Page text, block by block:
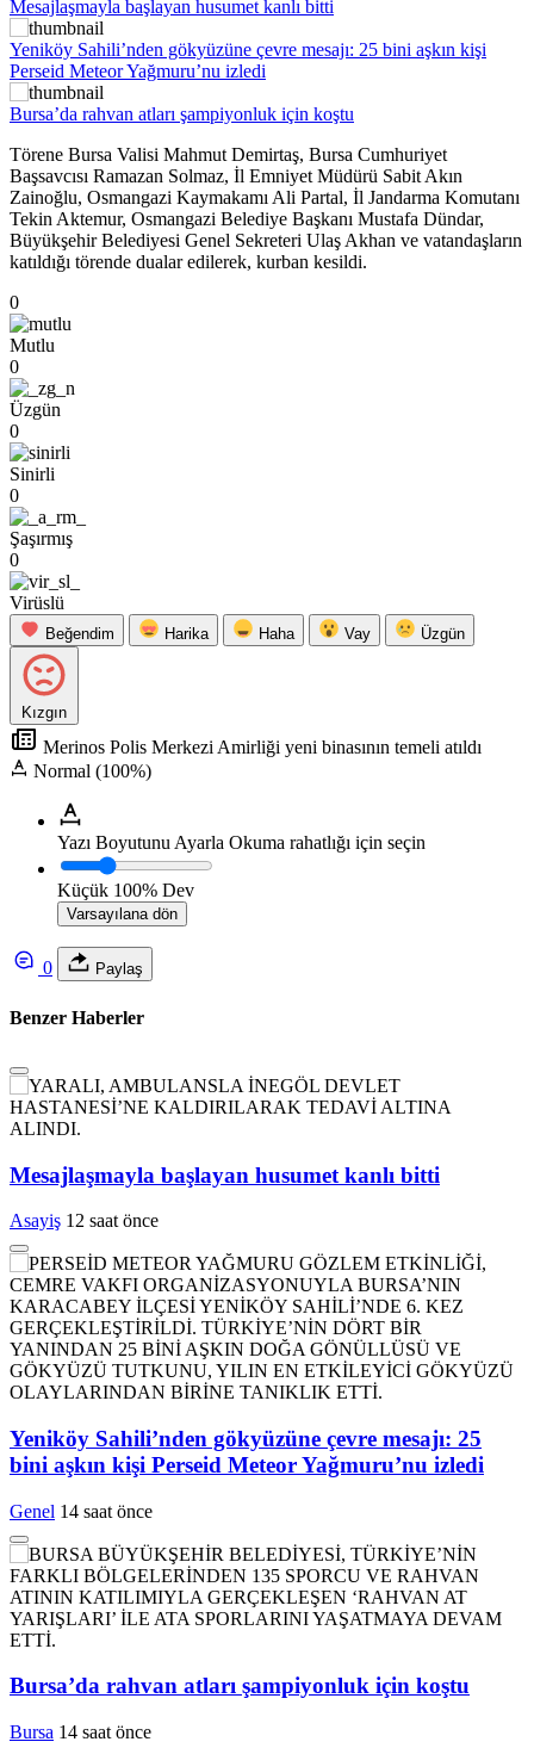
Mesajlaşmayla başlayan husumet kanlı bitti
Yeniköy Sahili’nden gökyüzüne çevre mesajı: 25 bini aşkın kişi
Perseid Meteor Yağmuru’nu izledi
Bursa’da rahvan atları şampiyonluk için koştu
Törene Bursa Valisi Mahmut Demirtaş, Bursa Cumhuriyet
Başsavcısı Ramazan Solmaz, İl Emniyet Müdürü Sabit Akın
Zainoğlu, Osmangazi Kaymakamı Ali Partal, İl Jandarma Komutanı
Tekin Aktemur, Osmangazi Belediye Başkanı Mustafa Dündar,
Büyükşehir Belediyesi Genel Sekreteri Ulaş Akhan ve vatandaşların
katıldığı törende dualar edilerek, kurban kesildi.
0
Mutlu
0
Üzgün
0
Sinirli
0
Şaşırmış
0
Virüslü
Beğendim Harika Haha Vay Üzgün
Kızgın
Merinos Polis Merkezi Amirliği yeni binasının temeli atıldı
Normal (100%)
Yazı Boyutunu Ayarla Okuma rahatlığı için seçin
Küçük 100% Dev
Varsayılana dön
0 Paylaş
Benzer Haberler
Mesajlaşmayla başlayan husumet kanlı bitti
Asayiş 12 saat önce
Yeniköy Sahili’nden gökyüzüne çevre mesajı: 25
bini aşkın kişi Perseid Meteor Yağmuru’nu izledi
Genel 14 saat önce
Bursa’da rahvan atları şampiyonluk için koştu
Bursa 14 saat önce